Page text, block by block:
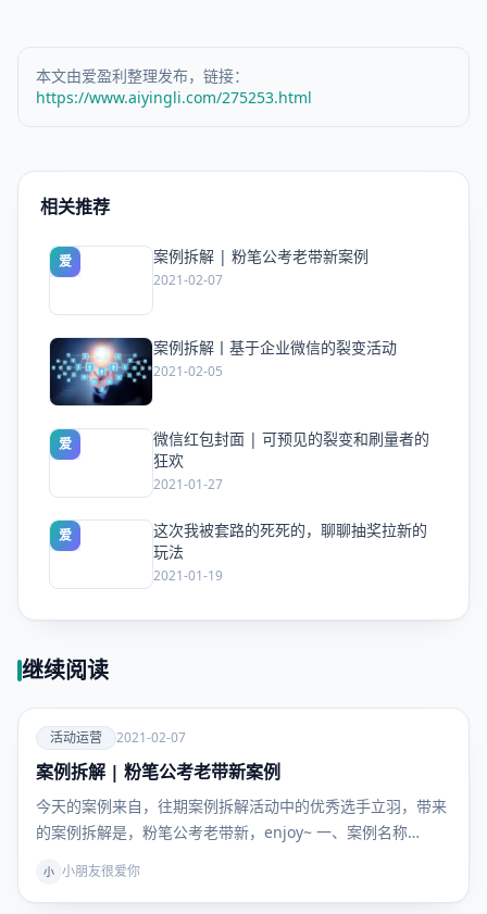
本文由爱盈利整理发布，链接：
https://www.aiyingli.com/275253.html
相关推荐
爱 案例拆解 | 粉笔公考老带新案例
2021-02-07
爱 案例拆解丨基于企业微信的裂变活动
2021-02-05
爱
微信红包封面 | 可预见的裂变和刷量者的
狂欢
2021-01-27
爱
这次我被套路的死死的，聊聊抽奖拉新的
玩法
2021-01-19
继续阅读
爱
活动运
营
活动运营 2021-02-07
案例拆解 | 粉笔公考老带新案例
今天的案例来自，往期案例拆解活动中的优秀选手立羽，带来
的案例拆解是，粉笔公考老带新，enjoy~ 一、案例名称…
小 小朋友很爱你